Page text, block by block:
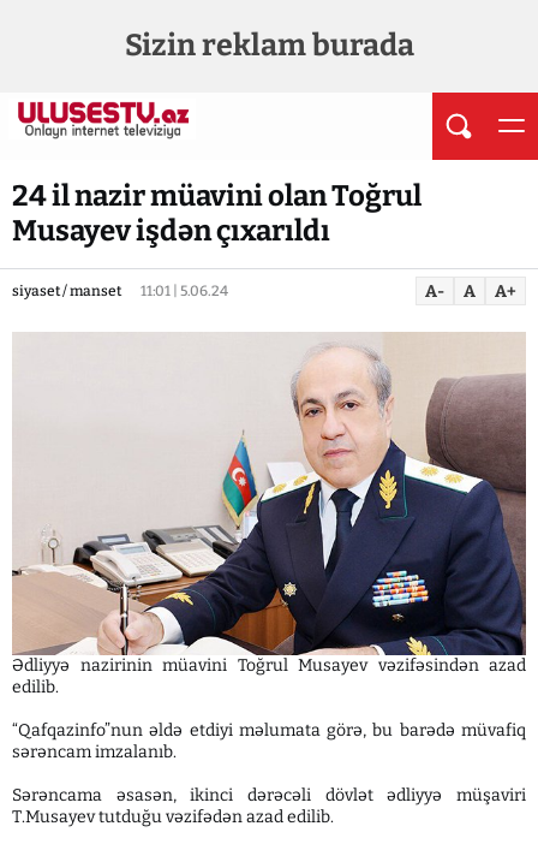
Sizin reklam burada
24 il nazir müavini olan Toğrul
Musayev işdən çıxarıldı
siyaset / manset 11:01 | 5.06.24 A- A A+
Ədliyyə nazirinin müavini Toğrul Musayev vəzifəsindən azad
edilib.
“Qafqazinfo”nun əldə etdiyi məlumata görə, bu barədə müvafiq
sərəncam imzalanıb.
Sərəncama əsasən, ikinci dərəcəli dövlət ədliyyə müşaviri
T.Musayev tutduğu vəzifədən azad edilib.